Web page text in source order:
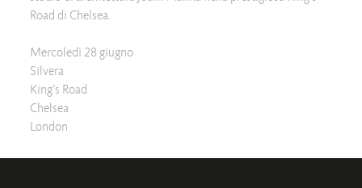
Road di Chelsea.
Mercoledì 28 giugno
Silvera
King’s Road
Chelsea
London